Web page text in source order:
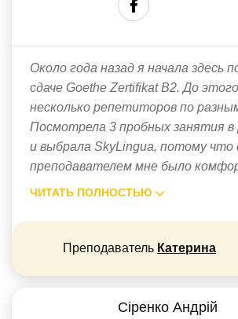
Около года назад я начала здесь
сдаче Goethe Zertifikat B2. До
несколько репетиторов по
Посмотрела 3 пробных занятия в
и выбрала SkyLinguа, потому что
преподавателем мне было
ЧИТАТЬ ПОЛНОСТЬЮ
Преподаватель Катерина
Сіренко Андрій